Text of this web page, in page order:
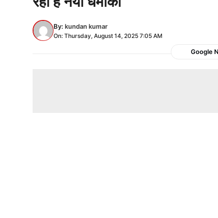
By: kundan kumar
On: Thursday, August 14, 2025 7:05 AM
Google